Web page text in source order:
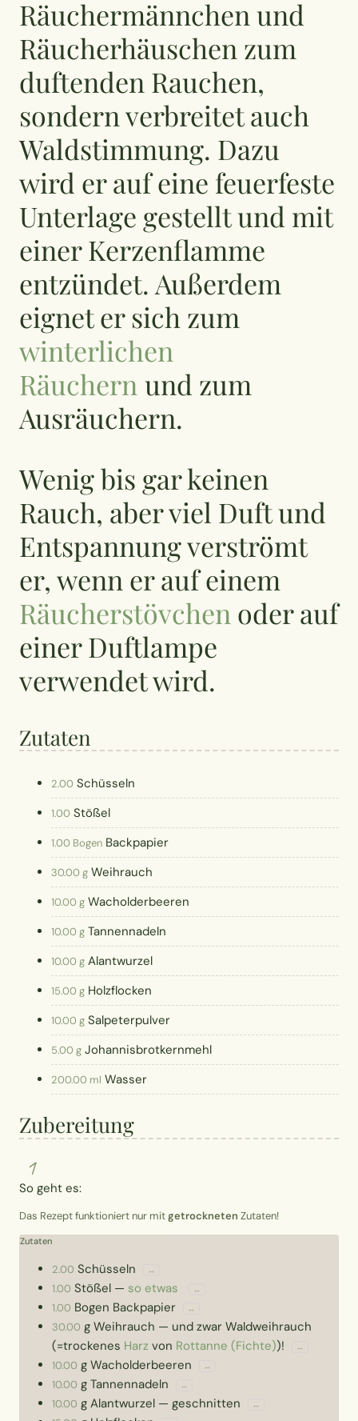
Räuchermännchen und
Räucherhäuschen zum
duftenden Rauchen,
sondern verbreitet auch
Waldstimmung. Dazu
wird er auf eine feuerfeste
Unterlage gestellt und mit
einer Kerzenflamme
entzündet. Außerdem
eignet er sich zum
winterlichen
Räuchern und zum
Ausräuchern.
Wenig bis gar keinen
Rauch, aber viel Duft und
Entspannung verströmt
er, wenn er auf einem
Räucherstövchen oder auf
einer Duftlampe
verwendet wird.
Zutaten
2.00 Schüsseln
1.00 Stößel
1.00 Bogen Backpapier
30.00 g Weihrauch
10.00 g Wacholderbeeren
10.00 g Tannennadeln
10.00 g Alantwurzel
15.00 g Holzflocken
10.00 g Salpeterpulver
5.00 g Johannisbrotkernmehl
200.00 ml Wasser
Zubereitung
1
So geht es:
Das Rezept funktioniert nur mitgetrockneten Zutaten!
Zutaten
2.00 Schüsseln ↔
1.00 Stößel — so etwas ↔
1.00 Bogen Backpapier ↔
30.00 g Weihrauch — und zwar Waldweihrauch
(=trockenes Harz von Rottanne (Fichte))! ↔
10.00 g Wacholderbeeren ↔
10.00 g Tannennadeln ↔
10.00 g Alantwurzel — geschnitten ↔